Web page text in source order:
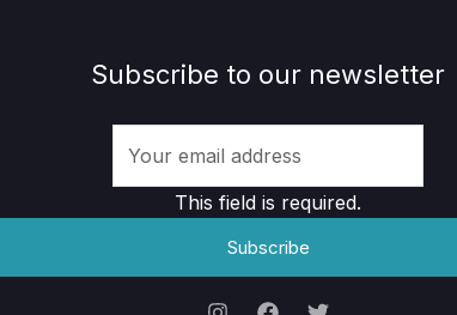
Subscribe to our newsletter
This field is required.
Subscribe